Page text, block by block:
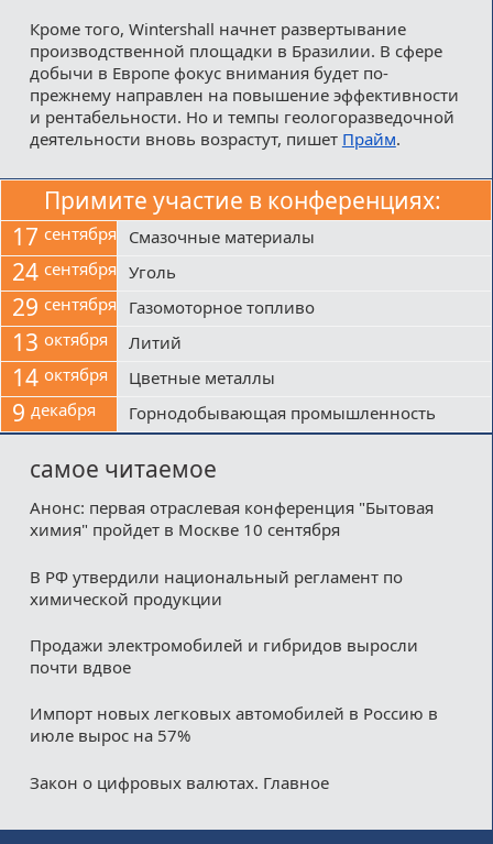
Кроме того, Wintershall начнет развертывание
производственной площадки в Бразилии. В сфере
добычи в Европе фокус внимания будет по-
прежнему направлен на повышение эффективности
и рентабельности. Но и темпы геологоразведочной
деятельности вновь возрастут, пишет Прайм.
Примите участие в конференциях:
17 сентября Смазочные материалы
24 сентября Уголь
29 сентября Газомоторное топливо
13 октября Литий
14 октября Цветные металлы
9 декабря Горнодобывающая промышленность
самое читаемое
Анонс: первая отраслевая конференция "Бытовая
химия" пройдет в Москве 10 сентября
В РФ утвердили национальный регламент по
химической продукции
Продажи электромобилей и гибридов выросли
почти вдвое
Импорт новых легковых автомобилей в Россию в
июле вырос на 57%
Закон о цифровых валютах. Главное